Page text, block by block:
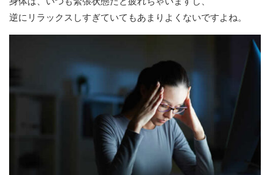
逆にリラックスしすぎていてもあまりよくないですよね。